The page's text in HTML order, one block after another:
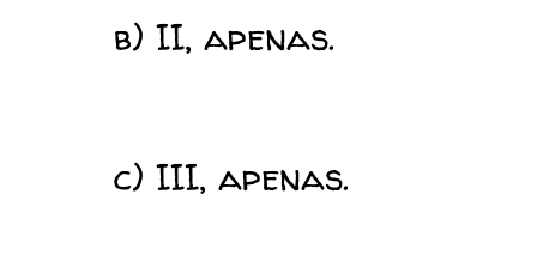
b) II, apenas.
c) III, apenas.